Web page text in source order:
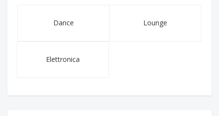
Dance Lounge
Elettronica